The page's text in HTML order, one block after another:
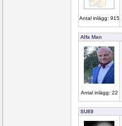
Antal inlägg: 915
Alfa Man
Antal inlägg: 22
SU89